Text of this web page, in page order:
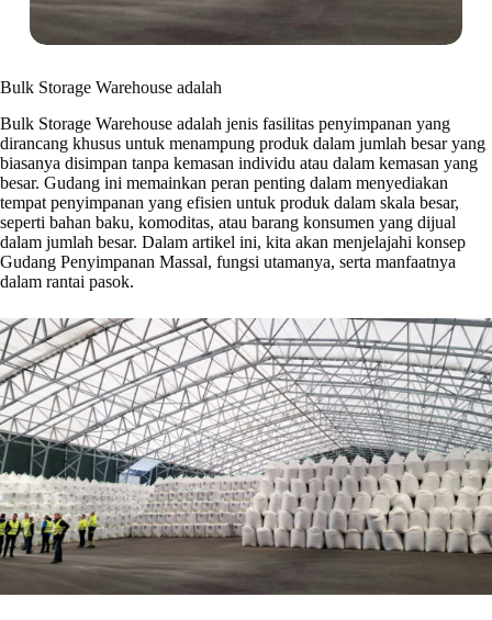
Bulk Storage Warehouse adalah
Bulk Storage Warehouse adalah jenis fasilitas penyimpanan yang
dirancang khusus untuk menampung produk dalam jumlah besar yang
biasanya disimpan tanpa kemasan individu atau dalam kemasan yang
besar. Gudang ini memainkan peran penting dalam menyediakan
tempat penyimpanan yang efisien untuk produk dalam skala besar,
seperti bahan baku, komoditas, atau barang konsumen yang dijual
dalam jumlah besar. Dalam artikel ini, kita akan menjelajahi konsep
Gudang Penyimpanan Massal, fungsi utamanya, serta manfaatnya
dalam rantai pasok.